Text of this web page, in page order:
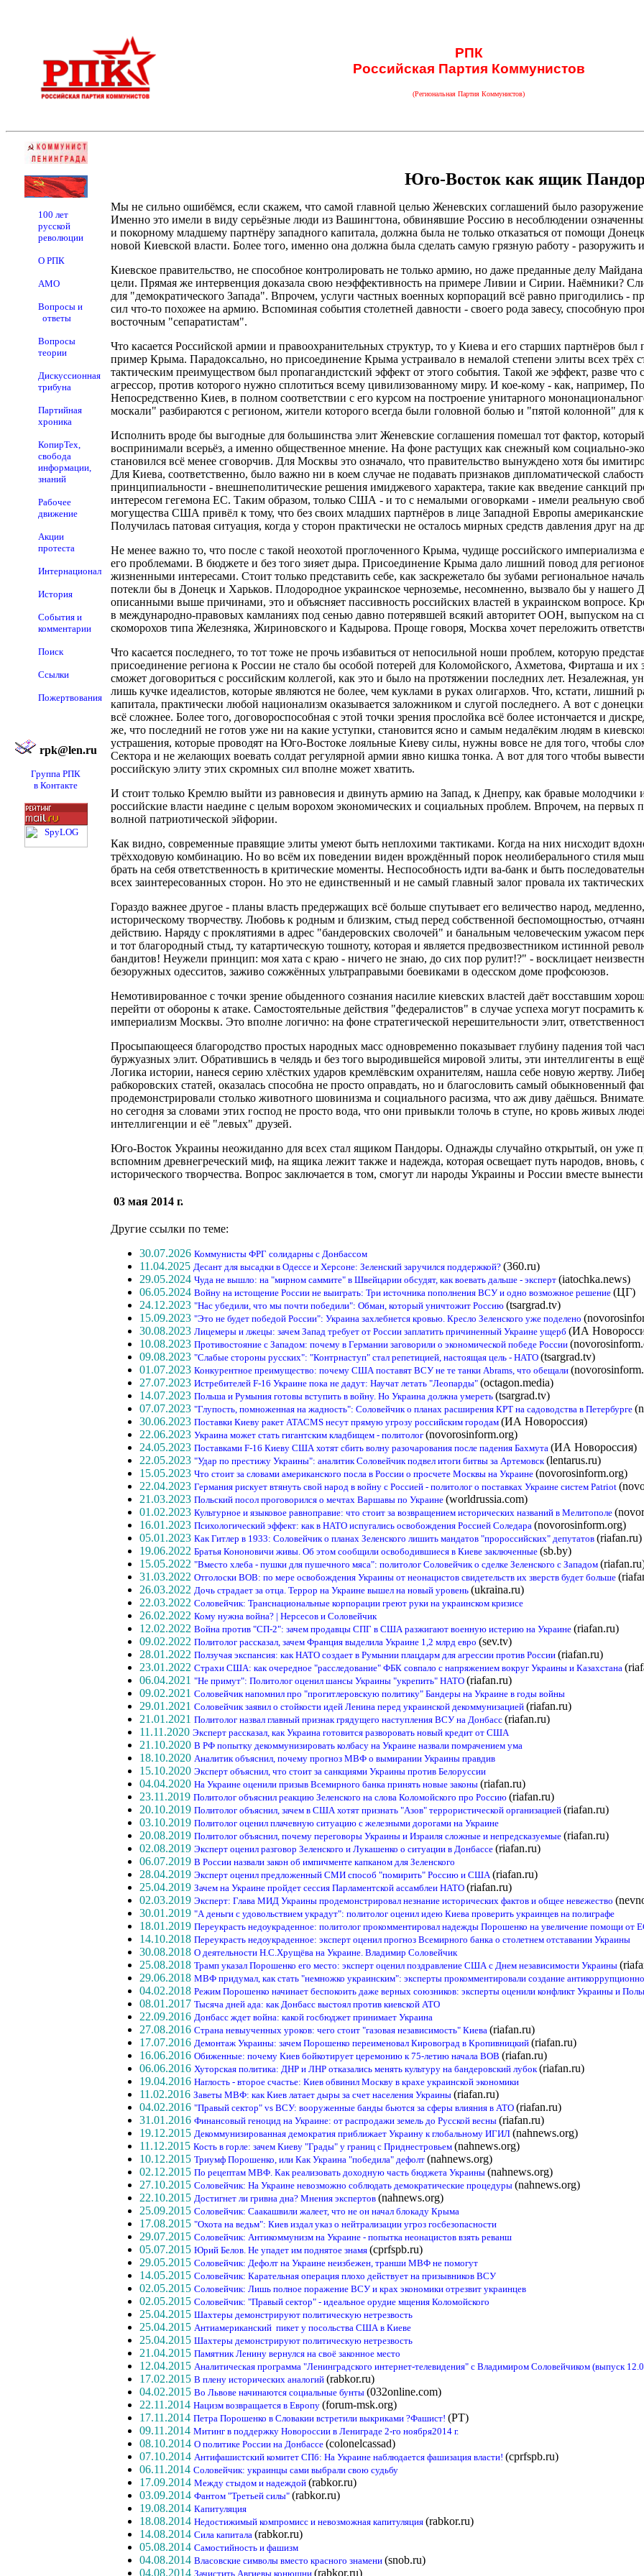
РПК
Российская Партия Коммунистов
(Региональная Партия Коммунистов)
100 лет
русской
революции
О РПК
АМО
Вопросы и
ответы
Вопросы
теории
Дискуссионная
трибуна
Партийная
хроника
КопирТех,
свобода
информации,
знаний
Рабочее
движение
Акции
протеста
Интернационал
История
События и
комментарии
Поиск
Ссылки
Пожертвования
rpk@len.ru
Группа РПК
в Контакте
Юго-Восток как ящик
Мы не сильно ошибёмся, если скажем, что самой главной целью Женевских соглашений было
Именно это имели в виду серьёзные люди из Вашингтона, обвинявшие Россию в несоблюдении
и покорному младшему партнёру западного капитала, должна была не только отказаться от помощи
новой Киевской власти. Более того, именно она должна была сделать самую грязную работу -
Киевское правительство, не способное контролировать не только армию, но даже преданные делу
цели. Прямая же интервенция доказала свою неэффективность на примере Ливии и Сирии. Наёмники?
для "демократического Запада". Впрочем, услуги частных военных корпораций всё равно пригодились -
сил что-то похожее на армию. Вспоминая события столетней давности - своего рода завесу, способную
восточным "сепаратистам".
Что касается Российской армии и правоохранительных структур, то у Киева и его старших партнёров
пример Крыма. Парадоксально, но присоединение Крыма устраивало в немалой степени элиты всех трёх
тактическим преимуществом был пропагандистский эффект от этого события. Такой же эффект, разве
агрессор, против которого нужно сплотиться всему цивилизованному миру. И кое-кому - как, например,
Непосредственно Киев, в полном соответствии с его курсом на построение унитарного
москали" разбираются с регионом, жители которого всегда были головной болью и "пятой колонной" для
Исполнить вроде бы выгодные для большинства элит Женевские соглашения помешал тот фактор,
воспринимали всерьёз, а именно общественное мнение. На фоне растущих как снежный ком социально-
становился всё менее сговорчив. Для Москвы это означало, что правительство вынуждено хотя бы
Для Киева, соответственно, было важно ни в коем случае не подавать признаков дипломатической
принципиальности - внешнеполитические решения имиджевого характера, такие как введение санкций
интересом гегемона ЕС. Таким образом, только США - и то с немалыми оговорками - имели реальную
могущества США привёл к тому, что без своих младших партнёров в лице Западной Европы
Получилась патовая ситуация, когда у сторон практически не осталось мирных средств давления друг на
Не менее важно то, что после с такой неохотой проглоченного Крыма, чудище российского
его проблемами. В бюджете и без того зияет дыра. Присоединение Крыма дало лишний повод для
жизненными интересами. Стоит только представить себе, как заскрежетало бы зубами региональное
потекли бы в Донецк и Харьков. Плодородное украинское черноземье, несомненно, вызвало бы у нашего
описанными выше причинами, это и объясняет пассивность российских властей в украинском вопросе.
в международно-правовых камланиях под сенью давно потерявшей всякий авторитет ООН, выпуском на
скоморохов типа Железняка, Жириновского и Кадырова. Проще говоря, Москва хочет переложить
Что касается последнего, то тот тоже не прочь избавиться от непосильной ноши проблем, которую
присоединение региона к России не стало бы особой потерей для Коломойского, Ахметова, Фирташа и их
сможет договориться с российским коллегой, как это и было на протяжении последних лет. Незалежная,
лишь кучке идеалистов, которые являются не более, чем куклами в руках олигархов. Что, кстати, лишний
капитала, практически любой национализм оказывается заложником и слугой последнего. А вот с
всё сложнее. Более того, договороспособная с этой точки зрения прослойка всё более истончается и
же, что последний не готов уже ни на какие уступки, становится ясно и самым недалёким людям в
устрашения, которые проводят на Юго-Востоке лояльные Киеву силы, нужны вовсе не для того, чтобы
Сектора и не желающих воевать солдат регулярной армии явно кишка тонка. А вот для того чтобы
российскую элиту этих скромных сил вполне может хватить.
И стоит только Кремлю выйти из равновесия и двинуть армию на Запад, к Днепру, как бравые молодчики
российские власти наедине с целым ворохом экономических и социальных проблем. Впрочем, на первых
волной патриотической эйфории.
Как видно, современные правящие элиты умеют быть неплохими тактиками. Когда на них нисходит
трёхходовую комбинацию. Но во всём их поведении виден врождённый порок неолиберального стиля
брать на себя ответственность в критические моменты. Неспособность идти ва-банк и быть
всех заинтересованных сторон. Но это не единственный и не самый главный залог провала их
Гораздо важнее другое - планы власть предержащих всё больше спутывает его величество народ,
историческому творчеству. Любовь к родным и близким, стыд перед собственной беспомощностью,
действию. Наряду с проклятиями в адрес "бандеровских сволочей" и банальным человеческим ужасом
и тот благородный стыд, ту катартическую тошноту, которая и является предвозвестником истинной
бандитов! Неужели принцип: моя хата с краю - ничего не знаю, до сих пор рулит!?" - восклицает
безоружных одесситов, заживо сожжённых ультраправыми боевиками в одесском доме профсоюзов.
Немотивированное с точки зрение обыденного сознания насилие киевских властей даёт восставшим
перейти от обороны к атаке. Самостоятельные действия "федералистов" в случае успеха могут
империализм Москвы. Это вполне логично: на фоне стратегической нерешительности элит,
Просыпающееся благородство простых народных масс одновременно показывает глубину падения той
буржуазных элит. Обратившись в челядь и без того выродившейся мировой элиты, эти интеллигенты в
Логика истории, нанеся серию хлёстких ударов кремлёвским охранителям, нашла себе новую жертву.
рабкоровских статей, оказалась способна не просто оправдать, но и благословить самый обыкновенный
продемонстрировали столько животного шовинизма и социального расизма, что аж диву даёшься.
но сегодня за словами этих господ не просто вода, что они привыкли толочь в ступе, но кровь живых
интеллигенции и её "левых" друзей.
Юго-Восток Украины неожиданно для всех стал ящиком Пандоры. Однажды случайно открытый, он уже
вспомним древнегреческий миф, на ящика лежит также и надежда, которая освещает путь народов, вновь,
исторического творчества. Вопрос заключается в том, смогут ли народы Украины и России вместе
03 мая 2014 г.
Другие ссылки по теме:
30.07.2026 Коммунисты ФРГ солидарны с Донбассом
11.04.2025 Десант для высадки в Одессе и Херсоне: Зеленский заручился поддержкой? (360.ru)
29.05.2024 Чуда не вышло: на "мирном саммите" в Швейцарии обсудят, как воевать дальше - эксперт (iatochka.news)
06.05.2024 Войну на истощение России не выиграть: Три источника пополнения ВСУ и одно возможное решение (ЦГ)
24.12.2023 "Нас убедили, что мы почти победили": Обман, который уничтожит Россию (tsargrad.tv)
15.09.2023 "Это не будет победой России": Украина захлебнется кровью. Кресло Зеленского уже поделено
30.08.2023 Лицемеры и лжецы: зачем Запад требует от России заплатить причиненный Украине ущерб (ИА
10.08.2023 Противостояние с Западом: почему в Германии заговорили о экономической победе России
09.08.2023 "Слабые стороны русских": "Контрнаступ" стал репетицией, настоящая цель - НАТО (tsargrad.tv)
01.07.2023 Конкурентное преимущество: почему США поставят ВСУ не те танки Abrams, что обещали
27.07.2023 Истребителей F-16 Украине пока не дадут: Научат летать "Леопарды" (octagon.media)
14.07.2023 Польша и Румыния готовы вступить в войну. Но Украина должна умереть (tsargrad.tv)
07.07.2023 "Глупость, помноженная на жадность": Соловейчик о планах расширения КРТ на садоводства в Петербурге
30.06.2023 Поставки Киеву ракет ATACMS несут прямую угрозу российским городам (ИА Новороссия)
22.06.2023 Украина может стать гигантским кладбищем - политолог (novorosinform.org)
24.05.2023 Поставками F-16 Киеву США хотят сбить волну разочарования после падения Бахмута (ИА Новороссия)
22.05.2023 "Удар по престижу Украины": аналитик Соловейчик подвел итоги битвы за Артемовск(lentarus.ru)
15.05.2023 Что стоит за словами американского посла в России о просчете Москвы на Украине (novorosinform.org)
22.04.2023 Германия рискует втянуть свой народ в войну с Россией - политолог о поставках Украине систем Patriot
21.03.2023 Польский посол проговорился о мечтах Варшавы по Украине (worldrussia.com)
01.02.2023 Культурное и языковое равноправие: что стоит за возвращением исторических названий в Мелитополе
16.01.2023 Психологический эффект: как в НАТО испугались освобождения Россией Соледара (novorosinform.org)
05.01.2023 Как Гитлер в 1933: Соловейчик о планах Зеленского лишить мандатов "пророссийских" депутатов (riafan.ru)
19.06.2022 Братья Кононовичи живы. Об этом сообщили освободившиеся в Киеве заключенные (sb.by)
15.05.2022 "Вместо хлеба - пушки для пушечного мяса": политолог Соловейчик о сделке Зеленского с Западом
31.03.2022 Отголоски ВОВ: по мере освобождения Украины от неонацистов свидетельств их зверств будет больше
26.03.2022 Дочь страдает за отца. Террор на Украине вышел на новый уровень (ukraina.ru)
22.03.2022 Соловейчик: Транснациональные корпорации греют руки на украинском кризисе
26.02.2022 Кому нужна война? | Нерсесов и Соловейчик
12.02.2022 Война против "СП-2": зачем продавцы СПГ в США разжигают военную истерию на Украине (riafan.ru)
09.02.2022 Политолог рассказал, зачем Франция выделила Украине 1,2 млрд евро (sev.tv)
28.01.2022 Ползучая экспансия: как НАТО создает в Румынии плацдарм для агрессии против России (riafan.ru)
23.01.2022 Страхи США: как очередное "расследование" ФБК совпало с напряжением вокруг Украины и Казахстана
06.04.2021 "Не примут": Политолог оценил шансы Украины "укрепить" НАТО (riafan.ru)
09.02.2021 Соловейчик напомнил про "прогитлеровскую политику" Бандеры на Украине в годы войны
29.01.2021 Соловейчик заявил о стойкости идей Ленина перед украинской декоммунизацией (riafan.ru)
21.01.2021 Политолог назвал главный признак грядущего наступления ВСУ на Донбасс (riafan.ru)
11.11.2020 Эксперт рассказал, как Украина готовится разворовать новый кредит от США
21.10.2020 В РФ попытку декоммунизировать колбасу на Украине назвали помрачением ума
18.10.2020 Аналитик объяснил, почему прогноз МВФ о вымирании Украины правдив
15.10.2020 Эксперт объяснил, что стоит за санкциями Украины против Белоруссии
04.04.2020 На Украине оценили призыв Всемирного банка принять новые законы (riafan.ru)
23.11.2019 Политолог объяснил реакцию Зеленского на слова Коломойского про Россию (riafan.ru)
20.10.2019 Политолог объяснил, зачем в США хотят признать "Азов" террористической организацией (riafan.ru)
03.10.2019 Политолог оценил плачевную ситуацию с железными дорогами на Украине
20.08.2019 Политолог объяснил, почему переговоры Украины и Израиля сложные и непредсказуемые (riafan.ru)
02.08.2019 Эксперт оценил разговор Зеленского и Лукашенко о ситуации в Донбассе (riafan.ru)
06.07.2019 В России назвали закон об импичменте капканом для Зеленского
28.04.2019 Эксперт оценил предложенный СМИ способ "помирить" Россию и США(riafan.ru)
25.04.2019 Зачем на Украине пройдет сессия Парламентской ассамблеи НАТО (riafan.ru)
02.03.2019 Эксперт: Глава МИД Украины продемонстрировал незнание исторических фактов и общее невежество
30.01.2019 "А деньги с удовольствием украдут": политолог оценил идею Киева проверить украинцев на полиграфе
18.01.2019 Переукрасть недоукраденное: политолог прокомментировал надежды Порошенко на увеличение помощи от
14.10.2018 Переукрасть недоукраденное: эксперт оценил прогноз Всемирного банка о столетнем отставании Украины
30.08.2018 О деятельности Н.С.Хрущёва на Украине. Владимир Соловейчик
25.08.2018 Трамп указал Порошенко его место: эксперт оценил поздравление США с Днем независимости Украины
29.06.2018 МВФ придумал, как стать "немножко украинским": эксперты прокомментировали создание
04.02.2018 Режим Порошенко начинает беспокоить даже верных союзников: эксперты оценили конфликт Украины и
08.01.2017 Тысяча дней ада: как Донбасс выстоял против киевской АТО
22.09.2016 Донбасс ждет война: какой госбюджет принимает Украина
27.08.2016 Страна невыученных уроков: чего стоит "газовая независимость" Киева (riafan.ru)
17.07.2016 Демонтаж Украины: зачем Порошенко переименовал Кировоград в Кропивницкий (riafan.ru)
16.06.2016 Обиженные: почему Киев бойкотирует церемонию к 75-летию начала ВОВ (riafan.ru)
06.06.2016 Хуторская политика: ДНР и ЛНР отказались менять культуру на бандеровский лубок(riafan.ru)
19.04.2016 Наглость - второе счастье: Киев обвинил Москву в крахе украинской экономики
11.02.2016 Заветы МВФ: как Киев латает дыры за счет населения Украины (riafan.ru)
04.02.2016 "Правый сектор" vs ВСУ: вооруженные банды бьются за сферы влияния в АТО (riafan.ru)
31.01.2016 Финансовый геноцид на Украине: от распродажи земель до Русской весны (riafan.ru)
19.12.2015 Декоммунизированная демократия приближает Украину к глобальному ИГИЛ (nahnews.org)
11.12.2015 Кость в горле: зачем Киеву "Грады" у границ с Приднестровьем (nahnews.org)
10.12.2015 Триумф Порошенко, или Как Украина "победила" дефолт (nahnews.org)
02.12.2015 По рецептам МВФ. Как реализовать доходную часть бюджета Украины (nahnews.org)
27.10.2015 Соловейчик: На Украине невозможно соблюдать демократические процедуры (nahnews.org)
22.10.2015 Достигнет ли гривна дна? Мнения экспертов (nahnews.org)
25.09.2015 Соловейчик: Саакашвили жалеет, что не он начал блокаду Крыма
17.08.2015 "Охота на ведьм": Киев издал указ о нейтрализации угроз госбезопасности
29.07.2015 Соловейчик: Антикоммунизм на Украине - попытка неонацистов взять реванш
05.07.2015 Юрий Белов. Не упадет им поднятое знамя (cprfspb.ru)
29.05.2015 Соловейчик: Дефолт на Украине неизбежен, транши МВФ не помогут
14.05.2015 Соловейчик: Карательная операция плохо действует на призывников ВСУ
02.05.2015 Соловейчик: Лишь полное поражение ВСУ и крах экономики отрезвит украинцев
02.05.2015 Соловейчик: "Правый сектор" - идеальное орудие мщения Коломойского
25.04.2015 Шахтеры демонстрируют политическую нетрезвость
25.04.2015 Антиамериканский пикет у посольства США в Киеве
25.04.2015 Шахтеры демонстрируют политическую нетрезвость
21.04.2015 Памятник Ленину вернулся на своё законное место
12.04.2015 Аналитическая программа "Ленинградского интернет-телевидения" с Владимиром Соловейчиком (выпуск
17.02.2015 В плену исторических аналогий (rabkor.ru)
04.02.2015 Во Львове начинаются социальные бунты (032online.com)
22.11.2014 Нацизм возвращается в Европу (forum-msk.org)
17.11.2014 Петра Порошенко в Словакии встретили выкриками ?Фашист! (РТ)
09.11.2014 Митинг в поддержку Новороссии в Лениграде 2-го ноября2014 г.
08.10.2014 О политике России на Донбассе (colonelcassad)
07.10.2014 Антифашистский комитет СПб: На Украине наблюдается фашизация власти! (cprfspb.ru)
06.11.2014 Соловейчик: украинцы сами выбрали свою судьбу
17.09.2014 Между стыдом и надеждой (rabkor.ru)
03.09.2014 Фантом "Третьей силы" (rabkor.ru)
19.08.2014 Капитуляция
18.08.2014 Недостижимый компромисс и невозможная капитуляция (rabkor.ru)
14.08.2014 Сила капитала (rabkor.ru)
05.08.2014 Самостийность и фашизм
04.08.2014 Власовские символы вместо красного знамени (snob.ru)
04.08.2014 Зачистить Авгиевы конюшни (rabkor.ru)